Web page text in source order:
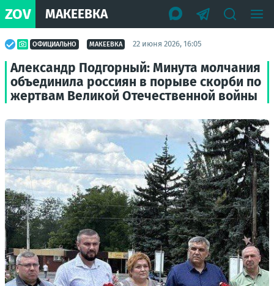
ZOV МАКЕЕВКА
ОФИЦИАЛЬНО МАКЕЕВКА 22 июня 2026, 16:05
Александр Подгорный: Минута молчания
объединила россиян в порыве скорби по
жертвам Великой Отечественной войны